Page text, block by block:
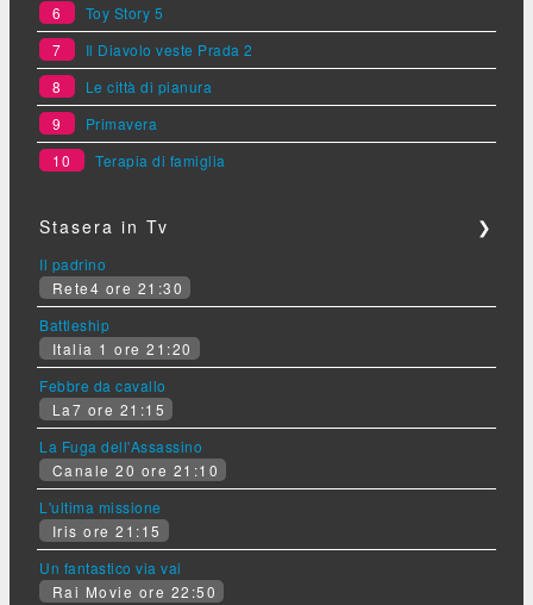
6
Toy Story 5
7
Il Diavolo veste Prada 2
8
Le città di pianura
9
Primavera
10
Terapia di famiglia
Stasera in Tv ❯
Il padrino
Rete4 ore 21:30
Battleship
Italia 1 ore 21:20
Febbre da cavallo
La7 ore 21:15
La Fuga dell'Assassino
Canale 20 ore 21:10
L'ultima missione
Iris ore 21:15
Un fantastico via vai
Rai Movie ore 22:50